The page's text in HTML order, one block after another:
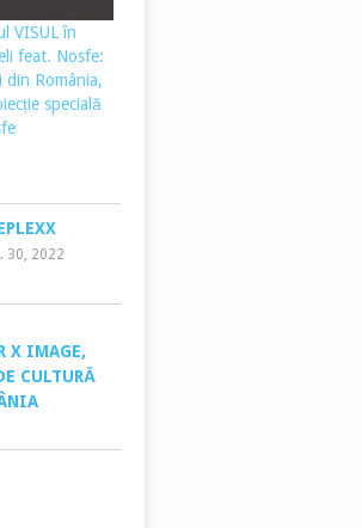
VISUL în
feat. Nosfe:
din România,
specială
30, 2022
X IMAGE,
CULTURĂ